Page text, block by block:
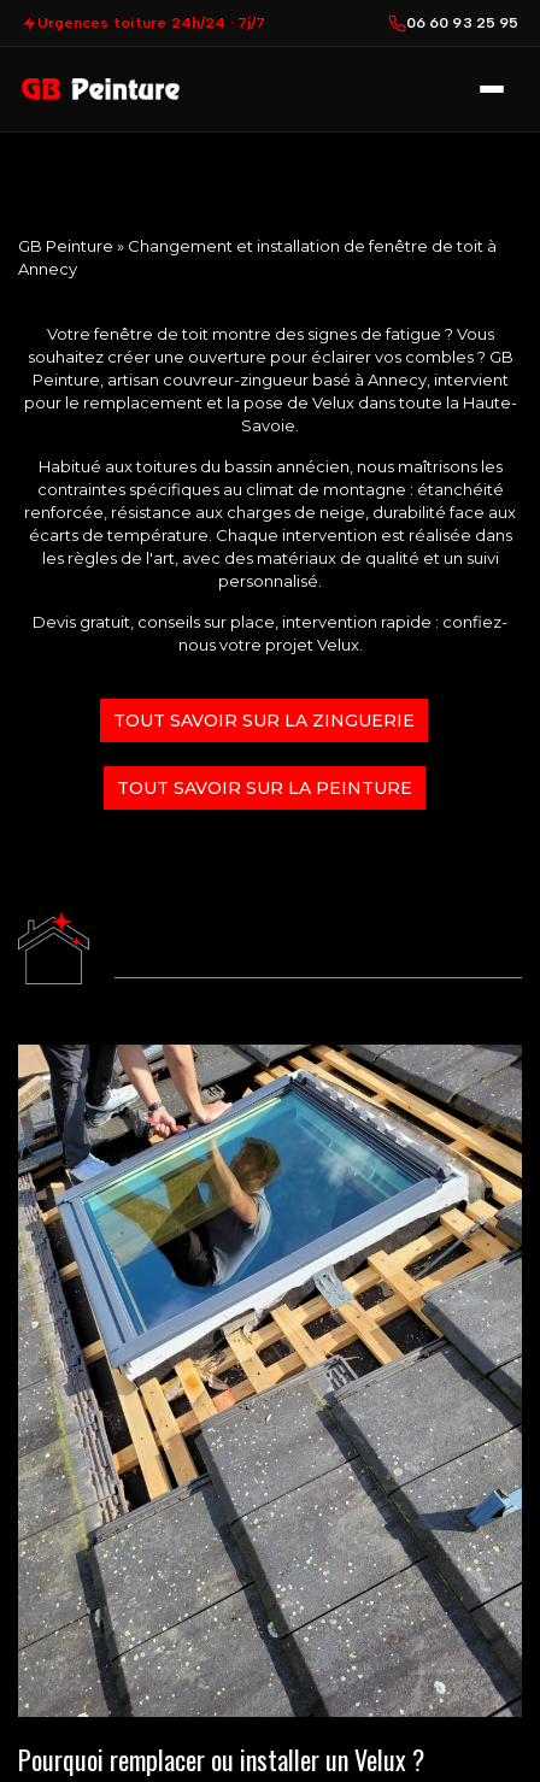
Urgences toiture 24h/24 · 7j/7 06 60 93 25 95
GB Peinture » Changement et installation de fenêtre de toit à
Annecy
Votre fenêtre de toit montre des signes de fatigue ? Vous
souhaitez créer une ouverture pour éclairer vos combles ? GB
Peinture, artisan couvreur-zingueur basé à Annecy, intervient
pour le remplacement et la pose de Velux dans toute la Haute-
Savoie.
Habitué aux toitures du bassin annécien, nous maîtrisons les
contraintes spécifiques au climat de montagne : étanchéité
renforcée, résistance aux charges de neige, durabilité face aux
écarts de température. Chaque intervention est réalisée dans
les règles de l'art, avec des matériaux de qualité et un suivi
personnalisé.
Devis gratuit, conseils sur place, intervention rapide : confiez-
nous votre projet Velux.
TOUT SAVOIR SUR LA ZINGUERIE
TOUT SAVOIR SUR LA PEINTURE
Pourquoi remplacer ou installer un Velux ?